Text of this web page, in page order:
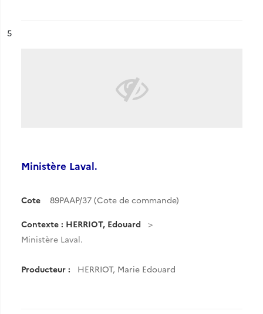
n°
5
Ministère Laval.
Cote 89PAAP/37 (Cote de commande)
Contexte : HERRIOT, Edouard
Ministère Laval.
Producteur : HERRIOT, Marie Edouard